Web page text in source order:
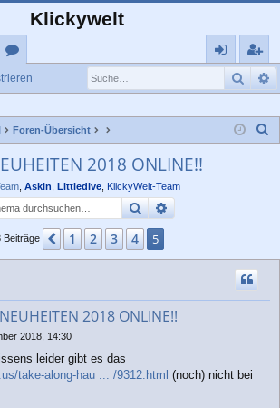
Klickywelt
or
eg
rie
Foren-Übersicht
2018 ONLINE!!
Askin Littledive KlickyWelt-Team
SucheErweiterte Suche
Beiträge Vorherige
1 2 3 4 5
2018 ONLINE!!
2018, 14:30
leider gibt es das
take-along-hau ... /9312.html (noch) nicht bei